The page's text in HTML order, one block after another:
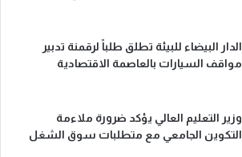
الدار البيضاء للبيئة تطلق طلباً لرقمنة تدبير
مواقف السيارات بالعاصمة الاقتصادية
وزير التعليم العالي يؤكد ضرورة ملاءمة
التكوين الجامعي مع متطلبات سوق الشغل